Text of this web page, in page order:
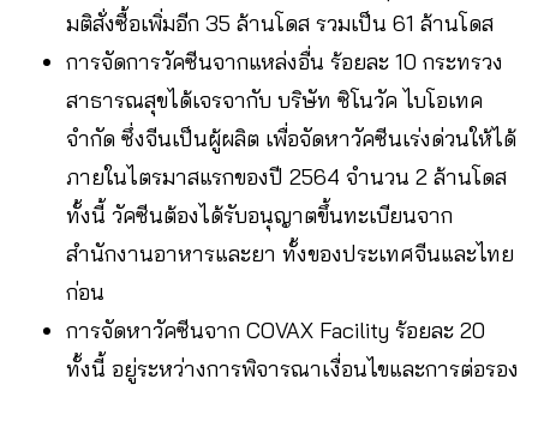
มติสั่งซื้อเพิ่มอีก 35 ล้านโดส รวมเป็น 61 ล้านโดส
การจัดการวัคซีนจากแหล่งอื่น ร้อยละ 10 กระทรวง
สาธารณสุขได้เจรจากับ บริษัท ซิโนวัค ไบโอเทค
จำกัด ซึ่งจีนเป็นผู้ผลิต เพื่อจัดหาวัคซีนเร่งด่วนให้ได้
ภายในไตรมาสแรกของปี 2564 จำนวน 2 ล้านโดส
ทั้งนี้ วัคซีนต้องได้รับอนุญาตขึ้นทะเบียนจาก
สำนักงานอาหารและยา ทั้งของประเทศจีนและไทย
ก่อน
การจัดหาวัคซีนจาก COVAX Facility ร้อยละ 20
ทั้งนี้ อยู่ระหว่างการพิจารณาเงื่อนไขและการต่อรอง